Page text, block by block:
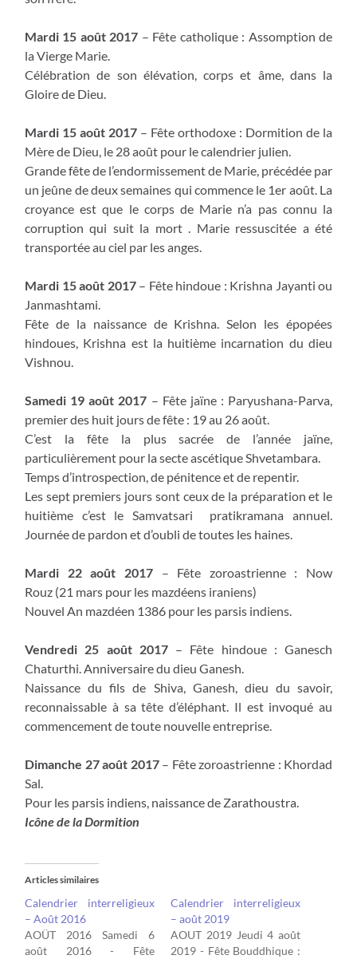
Mardi 15 août 2017 – Fête catholique : Assomption de
la Vierge Marie.
Célébration de son élévation, corps et âme, dans la
Gloire de Dieu.
Mardi 15 août 2017 – Fête orthodoxe : Dormition de la
Mère de Dieu, le 28 août pour le calendrier julien.
Grande fête de l’endormissement de Marie, précédée par
un jeûne de deux semaines qui commence le 1er août. La
croyance est que le corps de Marie n’a pas connu la
corruption qui suit la mort . Marie ressuscitée a été
transportée au ciel par les anges.
Mardi 15 août 2017– Fête hindoue : Krishna Jayanti ou
Janmashtami.
Fête de la naissance de Krishna. Selon les épopées
hindoues, Krishna est la huitième incarnation du dieu
Vishnou.
Samedi 19 août 2017 – Fête jaïne : Paryushana-Parva,
premier des huit jours de fête : 19 au 26 août.
C’est la fête la plus sacrée de l’année jaïne,
particulièrement pour la secte ascétique Shvetambara.
Temps d’introspection, de pénitence et de repentir.
Les sept premiers jours sont ceux de la préparation et le
huitième c’est le Samvatsari pratikramana annuel.
Journée de pardon et d’oubli de toutes les haines.
Mardi 22 août 2017– Fête zoroastrienne : Now
Rouz (21 mars pour les mazdéens iraniens)
Nouvel An mazdéen 1386 pour les parsis indiens.
Vendredi 25 août 2017– Fête hindoue : Ganesch
Chaturthi. Anniversaire du dieu Ganesh.
Naissance du fils de Shiva, Ganesh, dieu du savoir,
reconnaissable à sa tête d’éléphant. Il est invoqué au
commencement de toute nouvelle entreprise.
Dimanche 27 août 2017– Fête zoroastrienne : Khordad
Sal.
Pour les parsis indiens, naissance de Zarathoustra.
Icône de la Dormition
Articles similaires
Calendrier interreligieux
– Août 2016
AOÜT 2016 Samedi 6
août 2016 - Fête
Calendrier interreligieux
– août 2019
AOUT 2019 Jeudi 4 août
2019 - Fête Bouddhique :